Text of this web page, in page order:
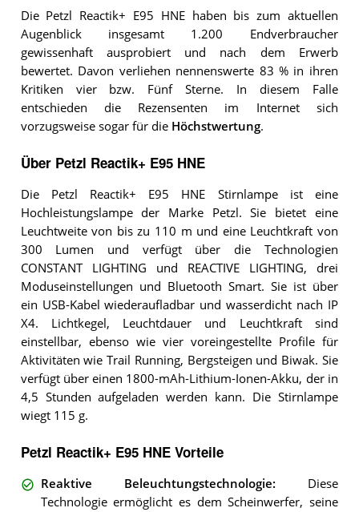
Die Petzl Reactik+ E95 HNE haben bis zum aktuellen
Augenblick insgesamt 1.200 Endverbraucher
gewissenhaft ausprobiert und nach dem Erwerb
bewertet. Davon verliehen nennenswerte 83 % in ihren
Kritiken vier bzw. Fünf Sterne. In diesem Falle
entschieden die Rezensenten im Internet sich
vorzugsweise sogar für die Höchstwertung.
Über Petzl Reactik+ E95 HNE
Die Petzl Reactik+ E95 HNE Stirnlampe ist eine
Hochleistungslampe der Marke Petzl. Sie bietet eine
Leuchtweite von bis zu 110 m und eine Leuchtkraft von
300 Lumen und verfügt über die Technologien
CONSTANT LIGHTING und REACTIVE LIGHTING, drei
Moduseinstellungen und Bluetooth Smart. Sie ist über
ein USB-Kabel wiederaufladbar und wasserdicht nach IP
X4. Lichtkegel, Leuchtdauer und Leuchtkraft sind
einstellbar, ebenso wie vier voreingestellte Profile für
Aktivitäten wie Trail Running, Bergsteigen und Biwak. Sie
verfügt über einen 1800-mAh-Lithium-Ionen-Akku, der in
4,5 Stunden aufgeladen werden kann. Die Stirnlampe
wiegt 115 g.
Petzl Reactik+ E95 HNE Vorteile
Reaktive Beleuchtungstechnologie: Diese
Technologie ermöglicht es dem Scheinwerfer, seine